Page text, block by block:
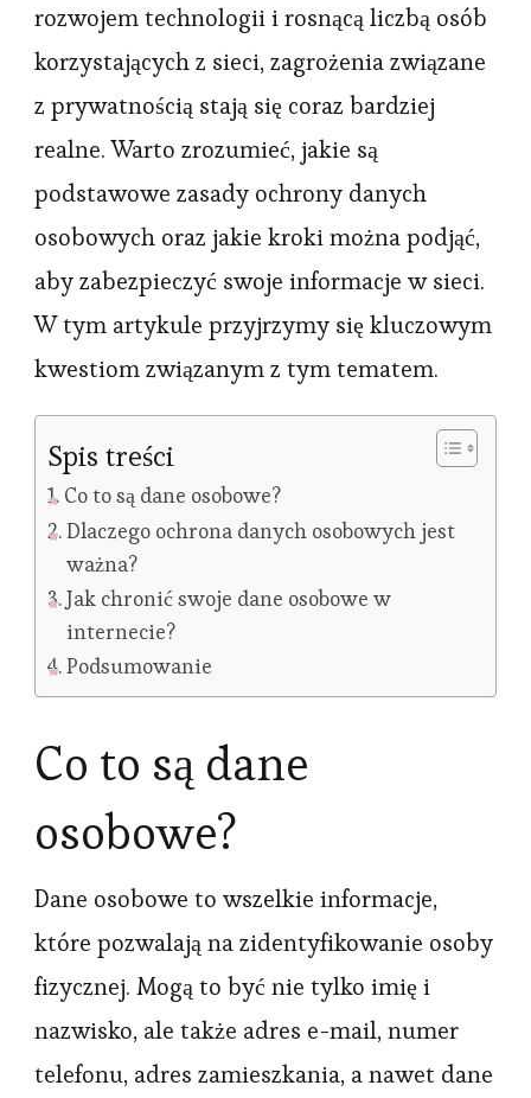
rozwojem technologii i rosnącą liczbą osób
korzystających z sieci, zagrożenia związane
z prywatnością stają się coraz bardziej
realne. Warto zrozumieć, jakie są
podstawowe zasady ochrony danych
osobowych oraz jakie kroki można podjąć,
aby zabezpieczyć swoje informacje w sieci.
W tym artykule przyjrzymy się kluczowym
kwestiom związanym z tym tematem.
Spis treści
Co to są dane osobowe?
Dlaczego ochrona danych osobowych jest
ważna?
Jak chronić swoje dane osobowe w
internecie?
Podsumowanie
Co to są dane
osobowe?
Dane osobowe to wszelkie informacje,
które pozwalają na zidentyfikowanie osoby
fizycznej. Mogą to być nie tylko imię i
nazwisko, ale także adres e-mail, numer
telefonu, adres zamieszkania, a nawet dane